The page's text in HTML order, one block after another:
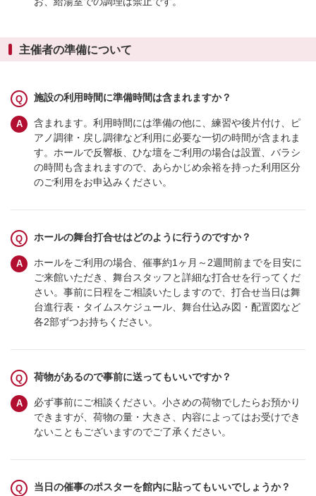
主催者の準備について
施設の利用時間に準備時間は含まれますか？
含まれます。利用時間には準備の他に、練習や後片付け、ピ
アノ調律・戻し調律など利用に必要な一切の時間が含まれま
す。ホールで反響板、ひな壇をご利用の場合は設置、バラシ
の時間も含まれますので、あらかじめ余裕を持った利用区分
のご利用をお申込みください。
ホールの舞台打合せはどのように行うのですか？
ホールをご利用の場合、催事約1ヶ月～2週間前までを目安に
ご来館いただき、舞台スタッフと詳細な打合せを行ってくだ
さい。事前に日程をご相談いたしますので、打合せ当日は舞
台進行表・タイムスケジュール、舞台仕込み図・配置図など
各2部ずつお持ちください。
荷物があるので事前に送ってもいいですか？
必ず事前にご相談ください。小さめの荷物でしたらお預かり
できますが、荷物の量・大きさ、内容によってはお受けでき
ないこともございますのでご了承ください。
当日の催事のポスターを館内に貼ってもいいでしょうか？